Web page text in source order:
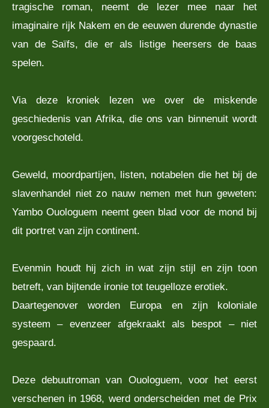
tragische roman, neemt de lezer mee naar het
imaginaire rijk Nakem en de eeuwen durende dynastie
van de Saïfs, die er als listige heersers de baas
spelen.
Via deze kroniek lezen we over de miskende
geschiedenis van Afrika, die ons van binnenuit wordt
voorgeschoteld.
Geweld, moordpartijen, listen, notabelen die het bij de
slavenhandel niet zo nauw nemen met hun geweten:
Yambo Ouologuem neemt geen blad voor de mond bij
dit portret van zijn continent.
Evenmin houdt hij zich in wat zijn stijl en zijn toon
betreft, van bijtende ironie tot teugelloze erotiek.
Daartegenover worden Europa en zijn koloniale
systeem – evenzeer afgekraakt als bespot – niet
gespaard.
Deze debuutroman van Ouologuem, voor het eerst
verschenen in 1968, werd onderscheiden met de Prix